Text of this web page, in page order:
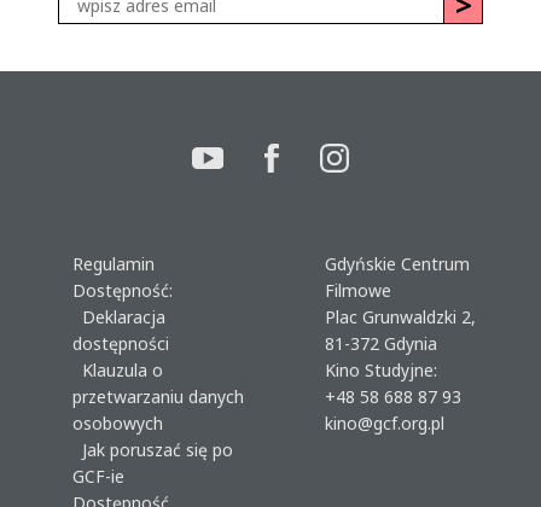
Regulamin
Dostępność:
Deklaracja
dostępności
Klauzula o
przetwarzaniu danych
osobowych
Jak poruszać się po
GCF-ie
Gdyńskie Centrum
Filmowe
Plac Grunwaldzki 2,
81-372 Gdynia
Kino Studyjne:
+48 58 688 87 93
kino@gcf.org.pl